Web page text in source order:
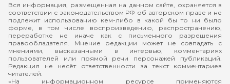
Вся информация, размещенная на данном сайте, охраняется в
соответствии с законодательством РФ об авторском праве и не
подлежит использованию кем-либо в какой бы то ни было
форме, в том числе воспроизведению, распространению,
переработке не иначе как с письменного разрешения
правообладателя. Мнение редакции может не совпадать с
мнениями, высказанными в интервью, комментариях
пользователей или прямой речи персонажей публикаций.
Редакция не несёт ответственности за текст комментариев
читателей.
«На информационном ресурсе применяются